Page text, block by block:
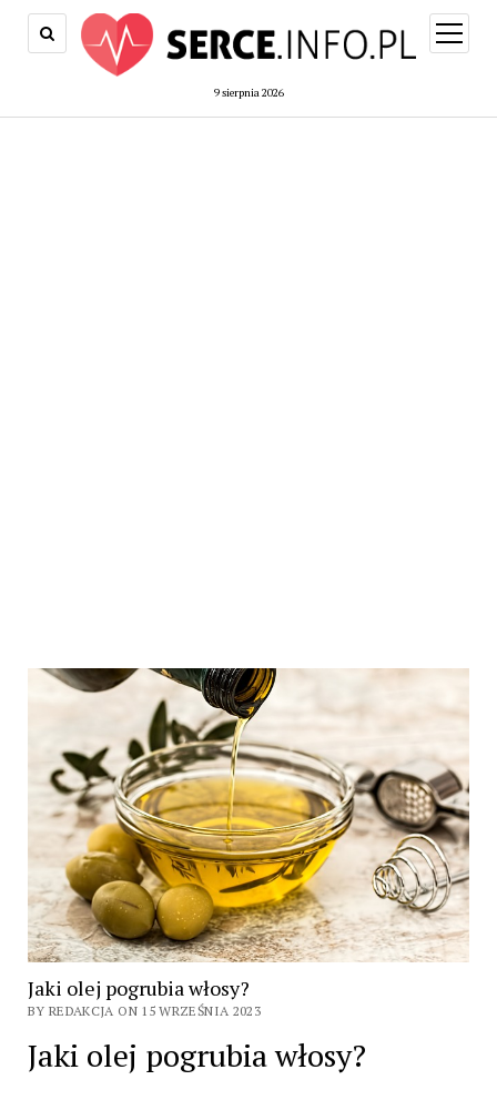
9 sierpnia 2026
open
menu
Jaki olej pogrubia włosy?
BY REDAKCJA ON 15 WRZEŚNIA 2023
Jaki olej pogrubia włosy?